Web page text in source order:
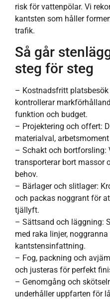
risk för vattenpölar. Vi
kantsten som håller
trafik.
Så går
steg för steg
– Kostnadsfritt
kontrollerar
funktion och budget.
– Projektering och offert:
materialval,
– Schakt och bortforsling:
transporterar bort massor
behov.
– Bärlager och slitlager:
och packas noggrant för
tjällyft.
– Sättsand och läggning:
med raka linjer,
kantstensinfattning.
– Fog, packning och
och justeras för perfekt
– Genomgång och
underhåller uppfarten för